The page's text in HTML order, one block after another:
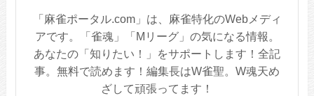
「麻雀ポータル.com」は、麻雀特化のWebメディ
アです。「雀魂」「Mリーグ」の気になる情報。
あなたの「知りたい！」をサポートします！全記
事。無料で読めます！編集長はW雀聖。W魂天め
ざして頑張ってます！